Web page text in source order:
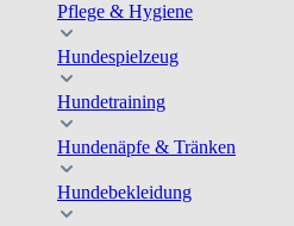
Pflege & Hygiene
Hundespielzeug
Hundetraining
Hundenäpfe & Tränken
Hundebekleidung